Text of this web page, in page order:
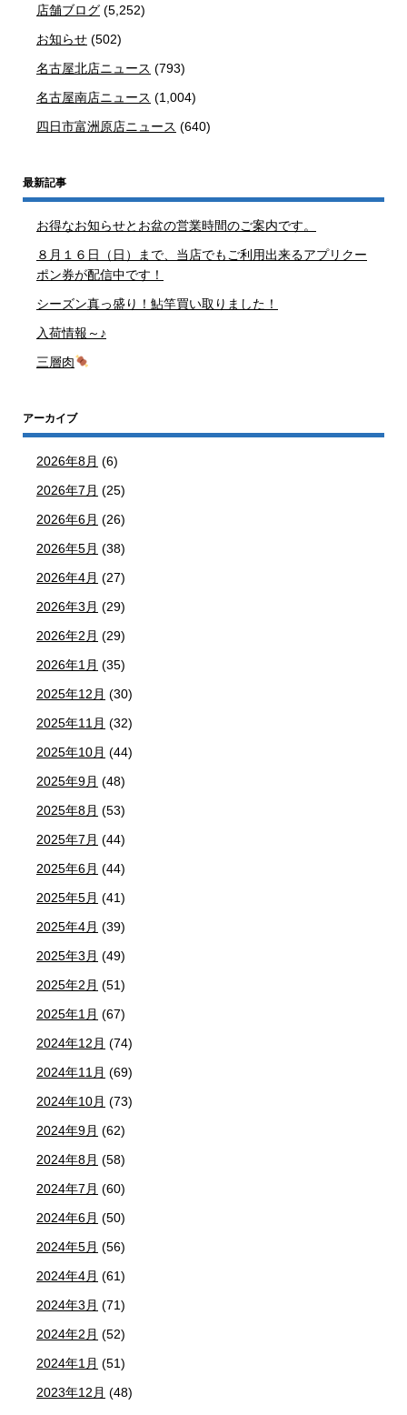
店舗ブログ (5,252)
お知らせ (502)
名古屋北店ニュース (793)
名古屋南店ニュース (1,004)
四日市富洲原店ニュース (640)
最新記事
お得なお知らせとお盆の営業時間のご案内です。
８月１６日（日）まで、当店でもご利用出来るアプリクー
ポン券が配信中です！
シーズン真っ盛り！鮎竿買い取りました！
入荷情報～♪
三層肉
アーカイブ
2026年8月 (6)
2026年7月 (25)
2026年6月 (26)
2026年5月 (38)
2026年4月 (27)
2026年3月 (29)
2026年2月 (29)
2026年1月 (35)
2025年12月 (30)
2025年11月 (32)
2025年10月 (44)
2025年9月 (48)
2025年8月 (53)
2025年7月 (44)
2025年6月 (44)
2025年5月 (41)
2025年4月 (39)
2025年3月 (49)
2025年2月 (51)
2025年1月 (67)
2024年12月 (74)
2024年11月 (69)
2024年10月 (73)
2024年9月 (62)
2024年8月 (58)
2024年7月 (60)
2024年6月 (50)
2024年5月 (56)
2024年4月 (61)
2024年3月 (71)
2024年2月 (52)
2024年1月 (51)
2023年12月 (48)